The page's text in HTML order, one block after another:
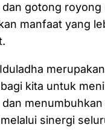
dan gotong royong
manfaat yang
kita untuk
sinergi